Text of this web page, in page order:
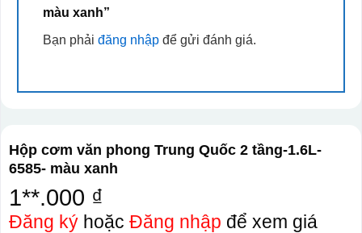
màu xanh”
Bạn phải đăng nhậpđể gửi đánh giá.
Hộp cơm văn phong Trung Quốc 2 tầng-1.6L-
6585- màu xanh
1**.000 ₫
Đăng kýhoặc Đăng nhập để xem giá